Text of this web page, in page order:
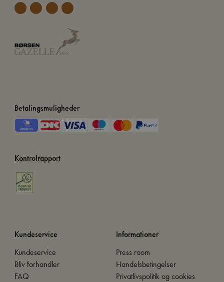
Betalingsmuligheder
Kontrolrapport
Kundeservice
Kundeservice
Bliv forhandler
FAQ
Informationer
Press room
Handelsbetingelser
Privatlivspolitik og cookies